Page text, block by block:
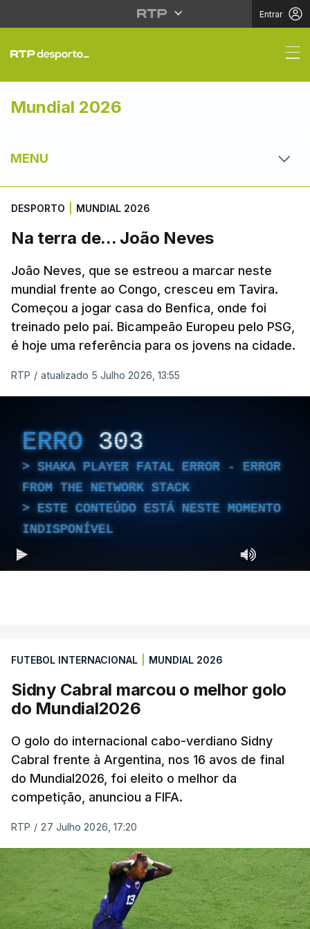
Entrar
Na terra de... João
Mundial 2026
MENU
DESPORTO MUNDIAL 2026
Na terra de... João Neves
João Neves, que se estreou a marcar neste
mundial frente ao Congo, cresceu em Tavira.
Começou a jogar casa do Benfica, onde foi
treinado pelo pai. Bicampeão Europeu pelo PSG,
é hoje uma referência para os jovens na cidade.
RTP / atualizado 5 Julho 2026, 13:55
ERRO 303
SHAKA PLAYER FATAL ERROR - ERROR
FROM THE NETWORK STACK
ESTE CONTEÚDO ESTÁ NESTE MOMENTO
INDISPONÍVEL
FUTEBOL INTERNACIONAL MUNDIAL 2026
Sidny Cabral marcou o melhor golo
do Mundial2026
O golo do internacional cabo-verdiano Sidny
Cabral frente à Argentina, nos 16 avos de final
do Mundial2026, foi eleito o melhor da
competição, anunciou a FIFA.
RTP / 27 Julho 2026, 17:20